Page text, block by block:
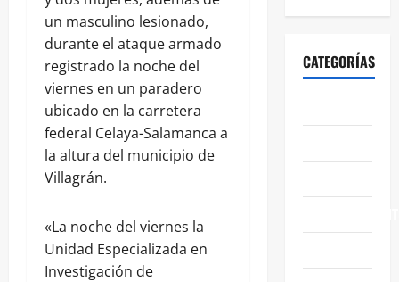
un masculino lesionado,
durante el ataque armado
registrado la noche del
viernes en un paradero
ubicado en la carretera
federal Celaya-Salamanca a
la altura del municipio de
Villagrán.
«La noche del viernes la
Unidad Especializada en
Investigación de
CATEGORÍAS